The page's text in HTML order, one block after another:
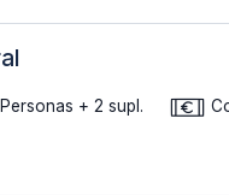
Personas + 2 supl.